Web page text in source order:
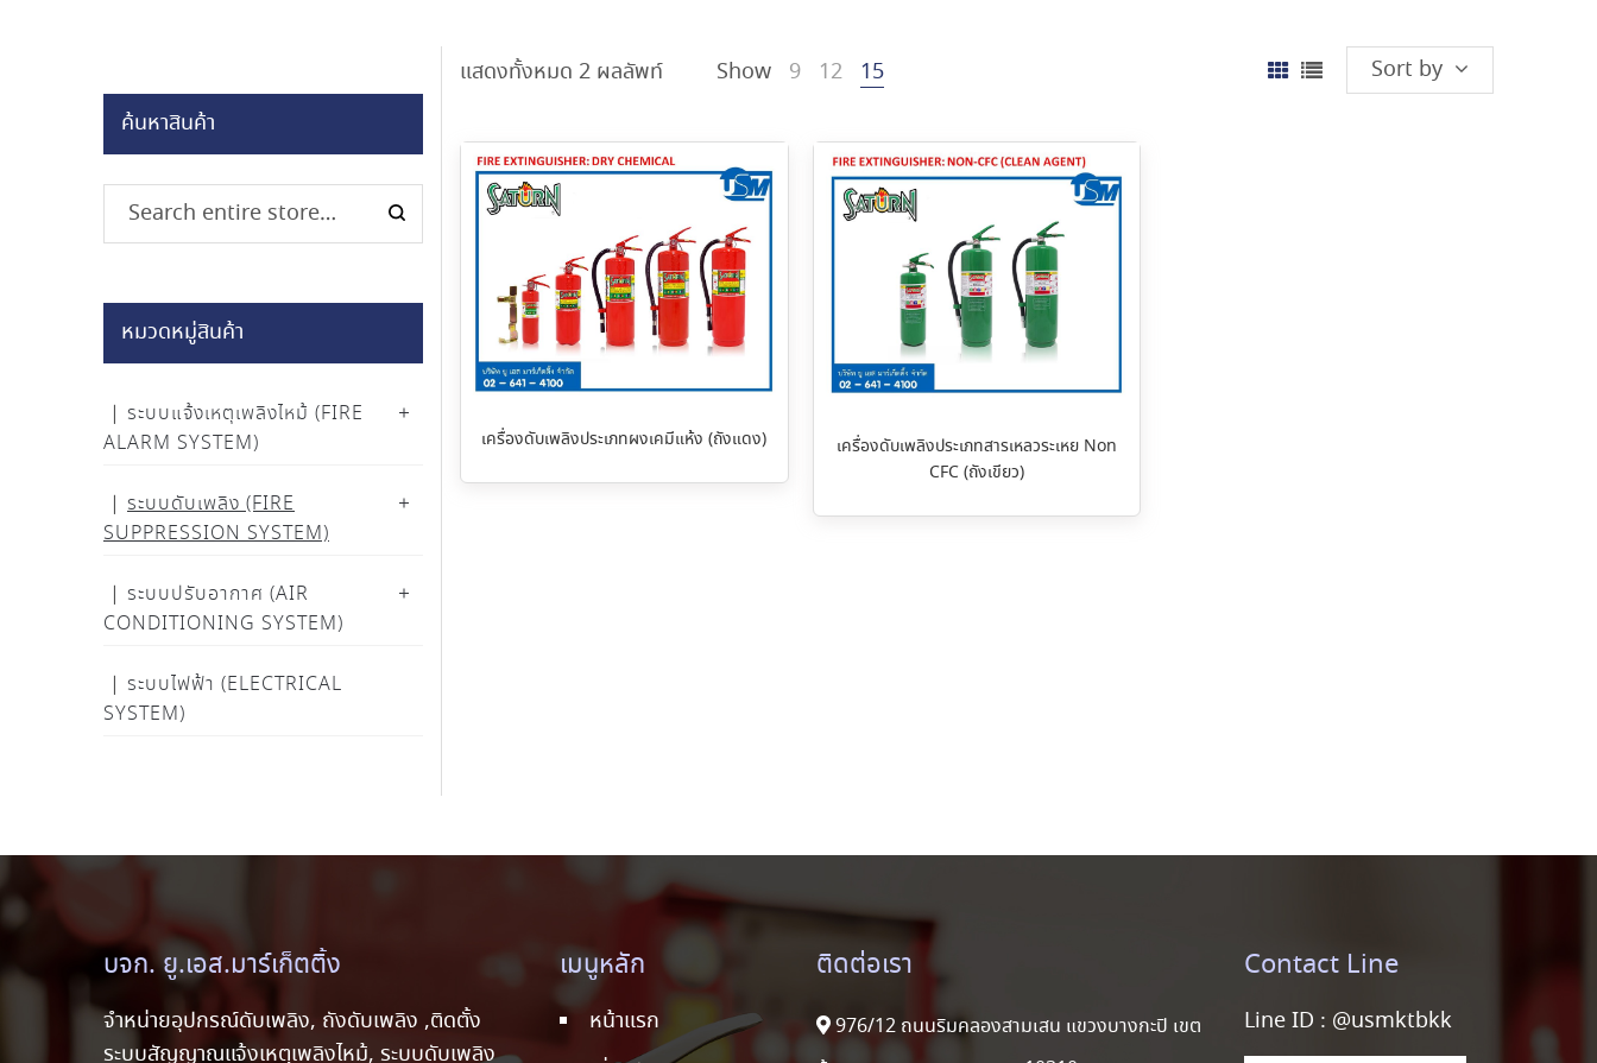
แสดงทั้งหมด 2 ผลลัพท์ Show 9 12 15 Sort by
เครื่องดับเพลิงประเภทผงเคมีแห้ง (ถังแดง)
เครื่องดับเพลิงประเภทสารเหลวระเหย Non
CFC (ถังเขียว)
ค้นหาสินค้า
หมวดหมู่สินค้า
ระบบแจ้งเหตุเพลิงไหม้ (FIRE
ALARM SYSTEM)
ระบบดับเพลิง (FIRE
SUPPRESSION SYSTEM)
ระบบปรับอากาศ (AIR
CONDITIONING SYSTEM)
ระบบไฟฟ้า (ELECTRICAL
SYSTEM)
บจก. ยู.เอส.มาร์เก็ตติ้ง
จำหน่ายอุปกรณ์ดับเพลิง, ถังดับเพลิง ,ติดตั้ง
ระบบสัญญาณแจ้งเหตุเพลิงไหม้, ระบบดับเพลิง
เมนูหลัก
หน้าแรก
ติดต่อเรา
976/12 ถนนริมคลองสามเสน แขวงบางกะปิ เขต
Contact Line
Line ID : @usmktbkk